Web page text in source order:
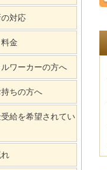
対応
金
ワーカーの方へ
ちの方へ
給を希望されてい